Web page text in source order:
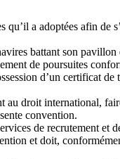
a adoptées afin
battant son
de poursuites
d’un certificat
droit international,
convention.
de recrutement et
et doit,